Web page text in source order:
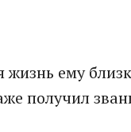
ему
получил